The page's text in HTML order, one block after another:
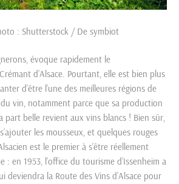
: Shutterstock / De symbiot
évoque rapidement le
d’Alsace. Pourtant, elle est bien plus
d’être l’une des meilleures régions de
vin, notamment parce que sa production
part belle revient aux vins blancs ! Bien sûr,
les mousseux, et quelques rouges
est le premier à s’être réellement
en 1953, l’office du tourisme d’Issenheim a
deviendra la Route des Vins d’Alsace pour